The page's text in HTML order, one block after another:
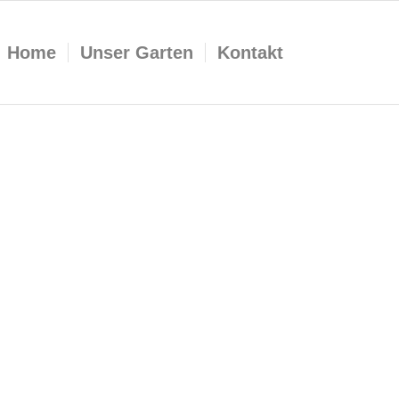
Home Unser Garten Kontakt